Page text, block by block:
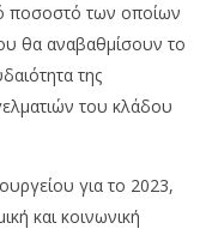
ποσοστό των οποίων
θα αναβαθμίσουν το
της
του κλάδου
για το 2023,
και κοινωνική